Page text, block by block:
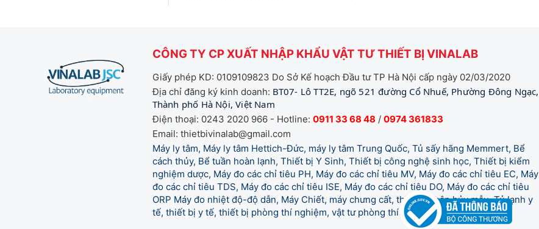
CÔNG TY CP XUẤT NHẬP KHẨU VẬT TƯ THIẾT BỊ VINALAB
Giấy phép KD: 0109109823 Do Sở Kế hoạch Đầu tư TP Hà Nội cấp ngày 02/03/2020
Địa chỉ đăng ký kinh doanh: BT07- Lô TT2E, ngõ 521 đường Cổ Nhuế, Phường Đông Ngạc,
Thành phố Hà Nội, Việt Nam
Điện thoại: 0243 2020 966 - Hotline: 0911 33 68 48 / 0974 361833
Email: thietbivinalab@gmail.com
Máy ly tâm, Máy ly tâm Hettich-Đức, máy ly tâm Trung Quốc, Tủ sấy hãng Memmert, Bể
cách thủy, Bể tuần hoàn lạnh, Thiết bị Y Sinh, Thiết bị công nghệ sinh học, Thiết bị kiểm
nghiệm dược, Máy đo các chỉ tiêu PH, Máy đo các chỉ tiêu MV, Máy đo các chỉ tiêu EC, Máy
đo các chỉ tiêu TDS, Máy đo các chỉ tiêu ISE, Máy đo các chỉ tiêu DO, Máy đo các chỉ tiêu
ORP Máy đo nhiệt độ-độ dẫn, Máy Chiết, máy chưng cất, thiết bị phân hủy mẫu, Tủ lạnh y
tế, thiết bị y tế, thiết bị phòng thí nghiệm, vật tư phòng thí nghiệm, vật tư y tế.